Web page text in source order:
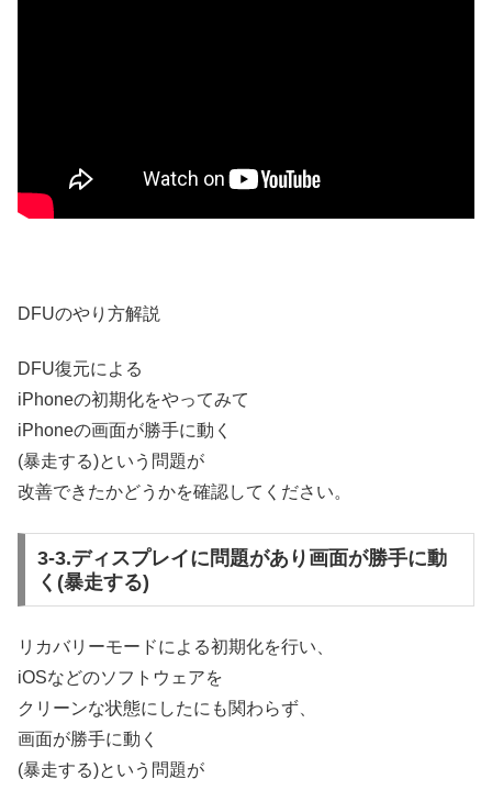
DFUのやり方解説
DFU復元による
iPhoneの初期化をやってみて
iPhoneの画面が勝手に動く
(暴走する)という問題が
改善できたかどうかを確認してください。
3-3.ディスプレイに問題があり画面が勝手に動
く(暴走する)
リカバリーモードによる初期化を行い、
iOSなどのソフトウェアを
クリーンな状態にしたにも関わらず、
画面が勝手に動く
(暴走する)という問題が